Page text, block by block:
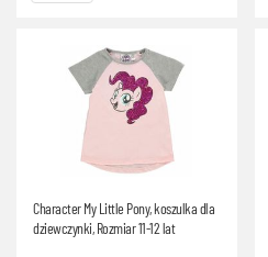
Character My Little Pony, koszulka dla
dziewczynki, Rozmiar 11-12 lat